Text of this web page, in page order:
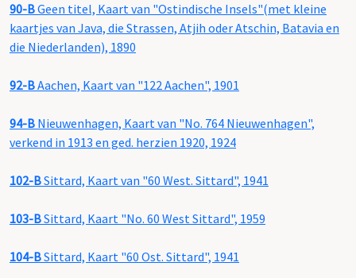
90-BGeen titel, Kaart van "Ostindische Insels"(met kleine
kaartjes van Java, die Strassen, Atjih oder Atschin, Batavia en
die Niederlanden), 1890
92-BAachen, Kaart van "122 Aachen", 1901
94-B Nieuwenhagen, Kaart van "No. 764 Nieuwenhagen",
verkend in 1913 en ged. herzien 1920, 1924
102-BSittard, Kaart van "60 West. Sittard", 1941
103-BSittard, Kaart "No. 60 West Sittard", 1959
104-BSittard, Kaart "60 Ost. Sittard", 1941